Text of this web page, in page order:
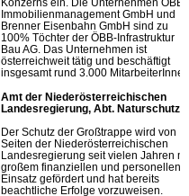
Immobilienmanagement GmbH und
Brenner Eisenbahn GmbH sind zu
100% Töchter der ÖBB-Infrastruktur
Bau AG. Das Unternehmen ist
österreichweit tätig und beschäftigt
insgesamt rund 3.000
Amt der Niederösterreichischen
Landesregierung, Abt. Naturschutz
Der Schutz der Großtrappe wird von
Seiten der Niederösterreichischen
Landesregierung seit vielen Jahren
großem finanziellen und personellen
Einsatz gefördert und hat bereits
beachtliche Erfolge vorzuweisen.